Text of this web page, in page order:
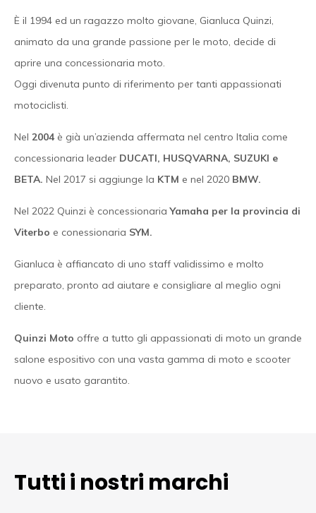
È il 1994 ed un ragazzo molto giovane, Gianluca Quinzi,
animato da una grande passione per le moto, decide di
aprire una concessionaria moto.
Oggi divenuta punto di riferimento per tanti appassionati
motociclisti.
Nel 2004è già un’azienda affermata nel centro Italia come
concessionaria leader DUCATI, HUSQVARNA, SUZUKI e
BETA. Nel 2017 si aggiunge la KTM e nel 2020 BMW.
Nel 2022 Quinzi è concessionariaYamaha per la provincia di
Viterbo e conessionaria SYM.
Gianluca è affiancato di uno staff validissimo e molto
preparato, pronto ad aiutare e consigliare al meglio ogni
cliente.
Quinzi Moto offre a tutto gli appassionati di moto un grande
salone espositivo con una vasta gamma di moto e scooter
nuovo e usato garantito.
Tutti i nostri marchi